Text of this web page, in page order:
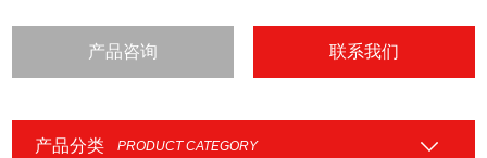
产品咨询 联系我们
产品分类 PRODUCT CATEGORY